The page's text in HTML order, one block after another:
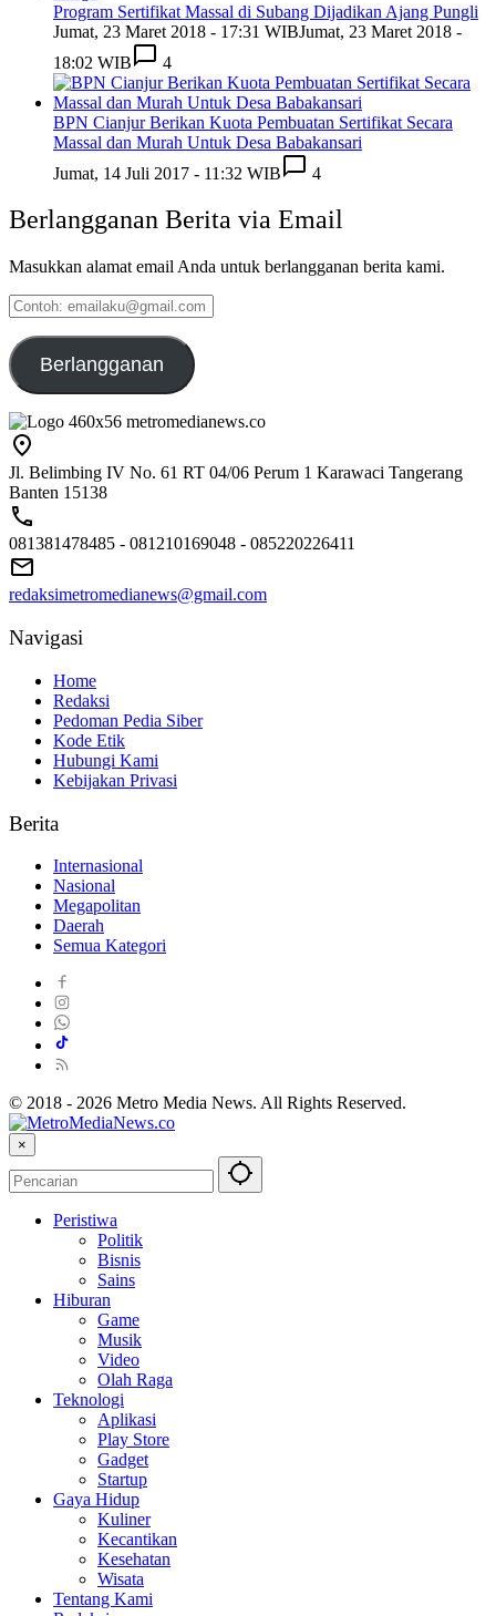
Program Sertifikat Massal di Subang Dijadikan Ajang Pungli
Jumat, 23 Maret 2018 - 17:31 WIBJumat, 23 Maret 2018 -
18:02 WIB
4
BPN Cianjur Berikan Kuota Pembuatan Sertifikat Secara
Massal dan Murah Untuk Desa Babakansari
Jumat, 14 Juli 2017 - 11:32 WIB
4
Berlangganan Berita via Email
Masukkan alamat email Anda untuk berlangganan berita kami.
Contoh:
emailaku@gmail.com
Berlangganan
Jl. Belimbing IV No. 61 RT 04/06 Perum 1 Karawaci Tangerang
Banten 15138
081381478485 - 081210169048 - 085220226411
redaksimetromedianews@gmail.com
Navigasi
Home
Redaksi
Pedoman Pedia Siber
Kode Etik
Hubungi Kami
Kebijakan Privasi
Berita
Internasional
Nasional
Megapolitan
Daerah
Semua Kategori
© 2018 - 2026 Metro Media News. All Rights Reserved.
×
Peristiwa
Politik
Bisnis
Sains
Hiburan
Game
Musik
Video
Olah Raga
Teknologi
Aplikasi
Play Store
Gadget
Startup
Gaya Hidup
Kuliner
Kecantikan
Kesehatan
Wisata
Tentang Kami